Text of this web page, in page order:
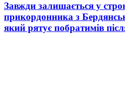
Завжди залишається у
прикордонника з
який рятує побратимів